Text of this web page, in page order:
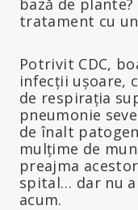
tratament cu
Potrivit CDC,
infecții ușoare,
de respirația
pneumonie
de înalt
mulțime de
preajma
spital… dar nu
acum.